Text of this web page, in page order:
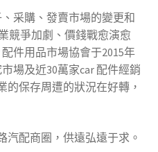
采購、發賣市場的變更和
競爭加劇、價錢戰愈演愈
件用品市場協會于2015年
場及近30萬家car 配件經銷
的保存周遭的狀況在好轉，
汽配商圈，供遠弘遠于求。